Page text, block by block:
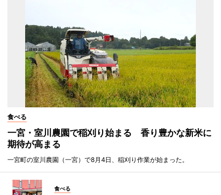
食べる
一宮・室川農園で稲刈り始まる 香り豊かな新米に
期待が高まる
一宮町の室川農園（一宮）で8月4日、稲刈り作業が始まった。
食べる